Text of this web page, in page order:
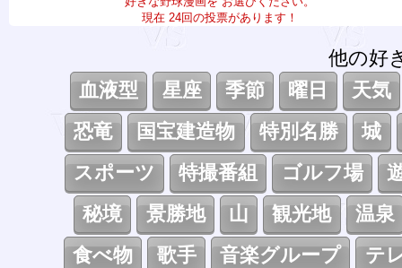
現在 24回の投票があります！
他の好
血液型
星座 季節 曜日
天気
恐竜
国宝建造物 特別名勝
城
スポーツ
特撮番組 ゴルフ場
秘境
景勝地 山 観光地
温泉
食べ物
歌手 音楽グループ
テ